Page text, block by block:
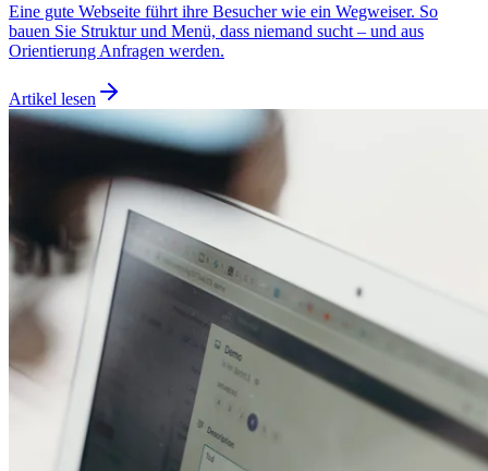
Eine gute Webseite führt ihre Besucher wie ein Wegweiser. So
bauen Sie Struktur und Menü, dass niemand sucht – und aus
Orientierung Anfragen werden.
Artikel lesen